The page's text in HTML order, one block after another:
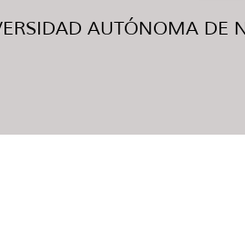
AUTÓNOMA DE